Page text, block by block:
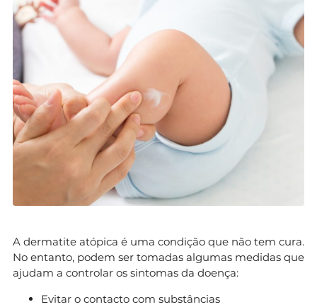
A dermatite atópica é uma condição que não tem cura.
No entanto, podem ser tomadas algumas medidas que
ajudam a controlar os sintomas da doença:
Evitar o contacto com substâncias